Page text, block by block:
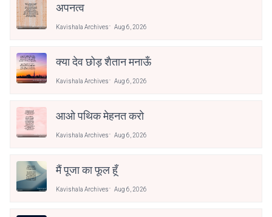
अपनत्व
Kavishala Archives Aug 6, 2026
क्या देव छोड़ शैतान मनाऊँ
Kavishala Archives Aug 6, 2026
आओ पथिक मेहनत करो
Kavishala Archives Aug 6, 2026
मैं पूजा का फूल हूँ
Kavishala Archives Aug 6, 2026